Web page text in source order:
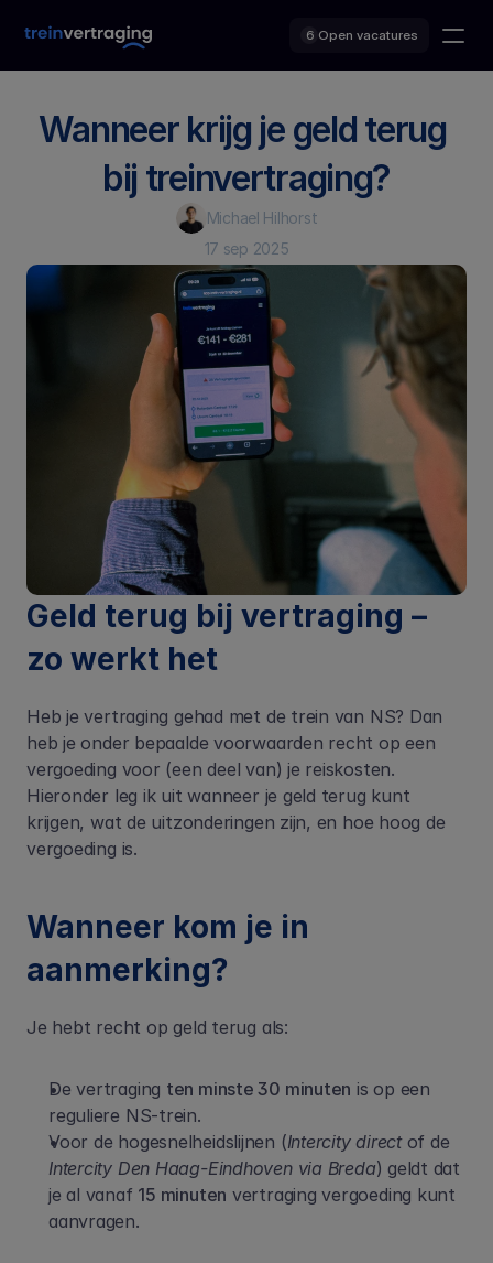
Wanneer krijg je geld terug
bij treinvertraging?
Michael Hilhorst
17 sep 2025
Geld terug bij vertraging –
zo werkt het
Heb je vertraging gehad met de trein van NS? Dan
heb je onder bepaalde voorwaarden recht op een
vergoeding voor (een deel van) je reiskosten.
Hieronder leg ik uit wanneer je geld terug kunt
krijgen, wat de uitzonderingen zijn, en hoe hoog de
vergoeding is.
Wanneer kom je in
aanmerking?
Je hebt recht op geld terug als:
De vertraging ten minste 30 minuten is op een
reguliere NS-trein.
Voor de hogesnelheidslijnen (Intercity direct
Intercity Den Haag-Eindhoven via Breda) geldt dat
je al vanaf 15 minuten vertraging vergoeding kunt
aanvragen.
Open vacatures
6